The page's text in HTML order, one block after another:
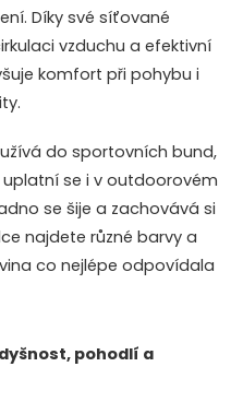
Díky své síťované
vzduchu a efektivní
komfort při pohybu i
do sportovních bund,
se i v outdoorovém
se šije a zachovává si
najdete různé barvy a
co nejlépe odpovídala
pohodlí a